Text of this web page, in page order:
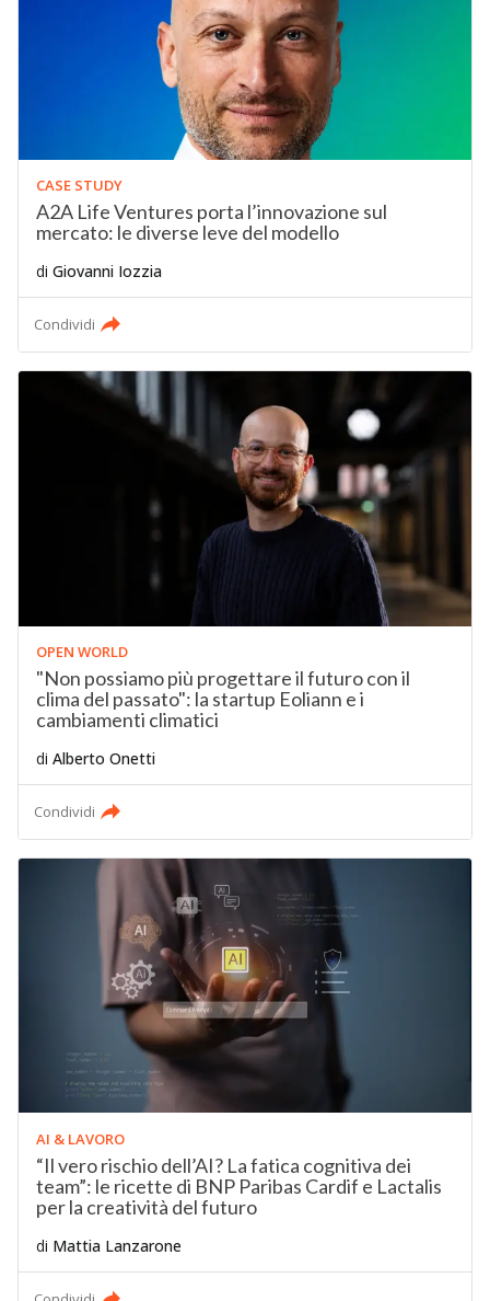
CASE STUDY
A2A Life Ventures porta l’innovazione sul
mercato: le diverse leve del modello
di Giovanni Iozzia
Condividi
OPEN WORLD
"Non possiamo più progettare il futuro con il
clima del passato": la startup Eoliann e i
cambiamenti climatici
di Alberto Onetti
Condividi
AI & LAVORO
“Il vero rischio dell’AI? La fatica cognitiva dei
team”: le ricette di BNP Paribas Cardif e Lactalis
per la creatività del futuro
di Mattia Lanzarone